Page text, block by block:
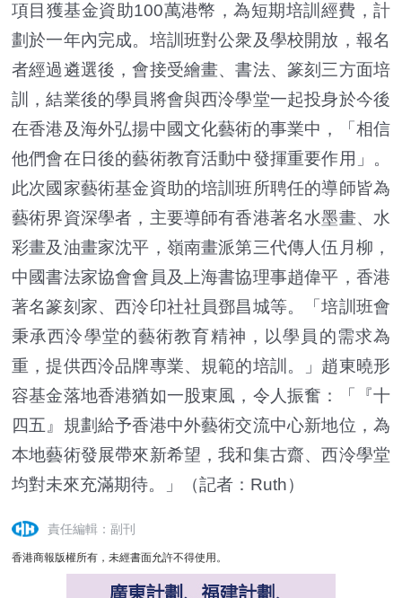
項目獲基金資助100萬港幣，為短期培訓經費，計
劃於一年內完成。培訓班對公衆及學校開放，報名
者經過遴選後，會接受繪畫、書法、篆刻三方面培
訓，結業後的學員將會與西泠學堂一起投身於今後
在香港及海外弘揚中國文化藝術的事業中，「相信
他們會在日後的藝術教育活動中發揮重要作用」。
此次國家藝術基金資助的培訓班所聘任的導師皆為
藝術界資深學者，主要導師有香港著名水墨畫、水
彩畫及油畫家沈平，嶺南畫派第三代傳人伍月柳，
中國書法家協會會員及上海書協理事趙偉平，香港
著名篆刻家、西泠印社社員鄧昌城等。「培訓班會
秉承西泠學堂的藝術教育精神，以學員的需求為
重，提供西泠品牌專業、規範的培訓。」趙東曉形
容基金落地香港猶如一股東風，令人振奮：「『十
四五』規劃給予香港中外藝術交流中心新地位，為
本地藝術發展帶來新希望，我和集古齋、西泠學堂
均對未來充滿期待。」（記者：Ruth）
責任編輯：副刊
香港商報版權所有，未經書面允許不得使用。